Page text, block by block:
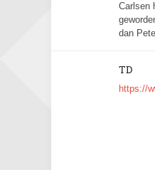
Carlsen
dan
TD
https://